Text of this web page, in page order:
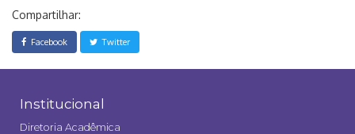
Compartilhar:
Facebook Twitter
Institucional
Diretoria Acadêmica